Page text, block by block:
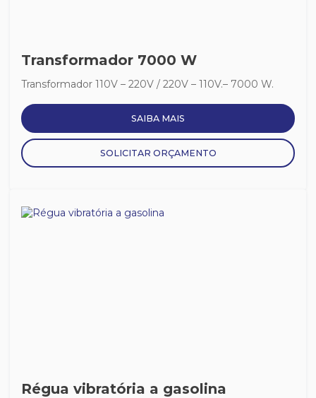
Transformador 7000 W
Transformador 110V – 220V / 220V – 110V.– 7000 W.
SAIBA MAIS
SOLICITAR ORÇAMENTO
Régua vibratória a gasolina